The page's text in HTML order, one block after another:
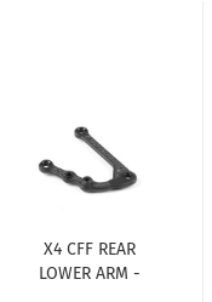
X4 CFF REAR
LOWER ARM -